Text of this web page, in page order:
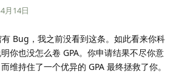
月14日
Bug，我之前没看到这条。如此看来你科
你也没怎么卷 GPA。你申请结果不尽你意
维持住了一个优异的 GPA 最终拯救了你。